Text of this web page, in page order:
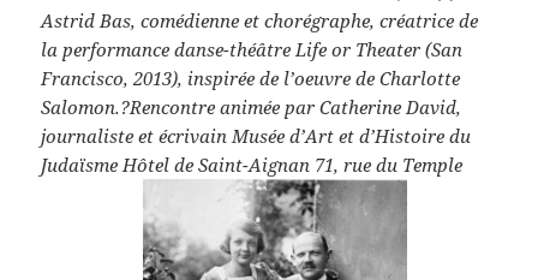
Astrid Bas, comédienne et chorégraphe, créatrice de
la performance danse-théâtre Life or Theater (San
Francisco, 2013), inspirée de l’oeuvre de Charlotte
Salomon.?Rencontre animée par Catherine David,
journaliste et écrivain Musée d’Art et d’Histoire du
Judaïsme Hôtel de Saint-Aignan 71, rue du Temple